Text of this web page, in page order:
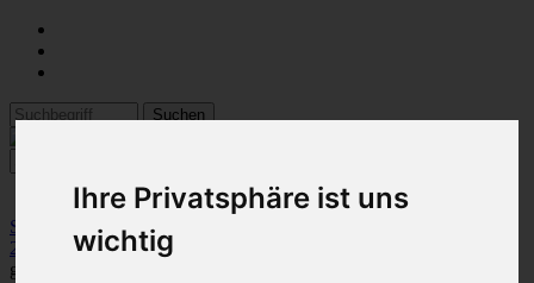
Ihre Privatsphäre ist uns
wichtig
Startseite ::03 IBC Tankverbindungen
25mm Rohr:: IBC Verbindungsset für 2 Tanks 25 mm
gegenüberstehend 60cm